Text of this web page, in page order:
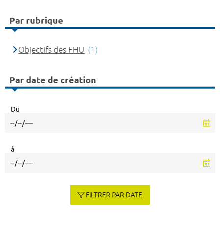
Par rubrique
Objectifs des FHU (1)
Par date de création
Du
à
FILTRER PAR DATE